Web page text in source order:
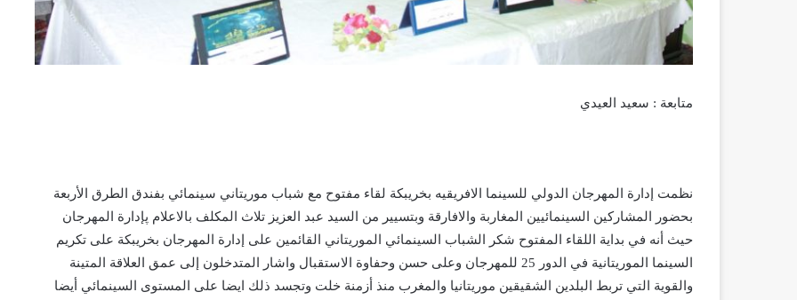
متابعة : سعيد العيدي
نظمت إدارة المهرجان الدولي للسينما الافريقيه بخريبكة لقاء مفتوح مع شباب موريتاني سينمائي بفندق الطرق الأربعة
بحضور المشاركين السينمائيين المغاربة والافارقة وبتسيير من السيد عبد العزيز تلاث المكلف بالاعلام پإدارة المهرجان
حيث أنه في بداية اللقاء المفتوح شكر الشباب السينمائي الموريتاني القائمين على إدارة المهرجان بخريبكة على تكريم
السينما الموريتانية في الدور 25 للمهرجان وعلى حسن وحفاوة الاستقبال واشار المتدخلون إلى عمق العلاقة المتينة
والقوية التي تربط البلدين الشقيقين موريتانيا والمغرب منذ أزمنة خلت وتجسد ذلك ايضا على المستوى السينمائي أيضا